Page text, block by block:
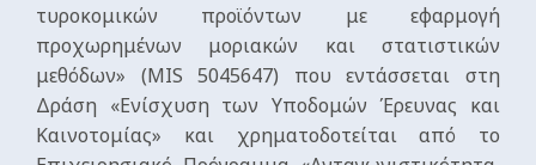
τυροκομικών προϊόντων με εφαρμογή
προχωρημένων μοριακών και στατιστικών
μεθόδων» (MIS 5045647) που εντάσσεται στη
Δράση «Ενίσχυση των Υποδομών Έρευνας και
Καινοτομίας» και χρηματοδοτείται από το